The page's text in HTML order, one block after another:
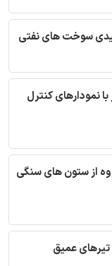
سوخت های نفتی
نمودارهای کنترل
از ستون های سنگی
تیرهای عمیق